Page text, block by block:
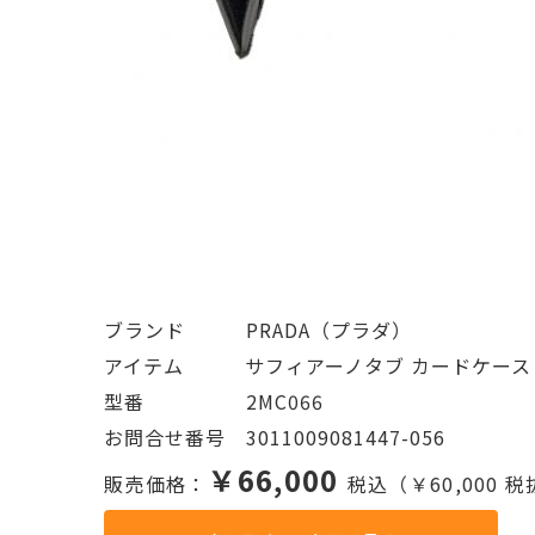
ブランド   PRADA（プラダ）
アイテム   サフィアーノタブ カードケース
型番     2MC066
お問合せ番号 3011009081447-056
販売価格： ￥66,000 税込（￥60,000 税